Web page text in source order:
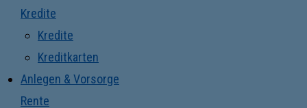
Kredite
Kredite
Kreditkarten
Anlegen & Vorsorge
Rente